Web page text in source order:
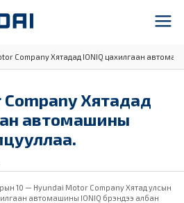
Company Хятадад IONIQ цахилгаан
Хятадад
автомашины
10 — Hyundai Motor Company Хятад улсын
автомашины IONIQ брэндээ албан